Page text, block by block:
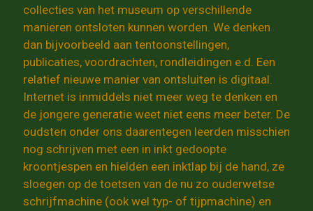
collecties van het museum op verschillende
manieren ontsloten kunnen worden. We denken
dan bijvoorbeeld aan tentoonstellingen,
publicaties, voordrachten, rondleidingen e.d. Een
relatief nieuwe manier van ontsluiten is digitaal.
Internet is inmiddels niet meer weg te denken en
de jongere generatie weet niet eens meer beter. De
oudsten onder ons daarentegen leerden misschien
nog schrijven met een in inkt gedoopte
kroontjespen en hielden een inktlap bij de hand, ze
sloegen op de toetsen van de nu zo ouderwetse
schrijfmachine (ook wel typ- of tijpmachine) en